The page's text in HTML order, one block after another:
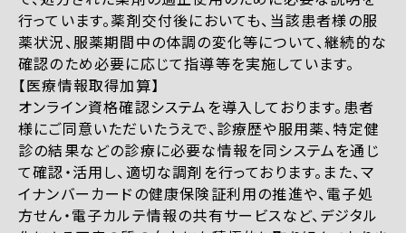
行っています。薬剤交付後においても、当該患者様の服
薬状況、服薬期間中の体調の変化等について、継続的な
確認のため必要に応じて指導等を実施しています。
【医療情報取得加算】
オンライン資格確認システムを導入しております。患者
様にご同意いただいたうえで、診療歴や服用薬、特定健
診の結果などの診療に必要な情報を同システムを通じ
て確認・活用し、適切な調剤を行っております。また、マ
イナンバーカードの健康保険証利用の推進や、電子処
方せん・電子カルテ情報の共有サービスなど、デジタル